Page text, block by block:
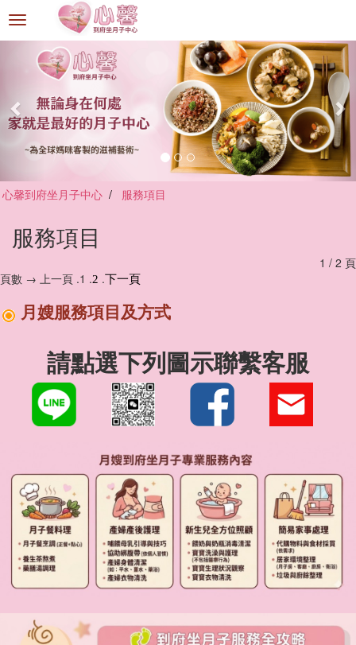
選
單
心馨到府坐月子中心 服務項目
服務項目
1 / 2 頁
頁數 → 上一頁 .1 .2 .下一頁
月嫂服務項目及方式
請點選下列圖示聯繫客服